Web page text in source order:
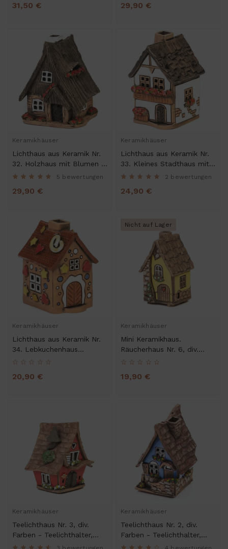
31,50 € 29,90 €
Keramikhäuser
Lichthaus aus Keramik Nr.
32. Holzhaus mit Blumen -
Teelichthalter und5 bewertungen
29,90 €
Keramikhäuser
Lichthaus aus Keramik Nr.
33. Kleines Stadthaus mit
Balkon - Teelichthalter,
2 bewertungen
24,90 €
Keramikhäuser
Lichthaus aus Keramik Nr.
34. Lebkuchenhaus
Weihnachtsdeko -
und Dekohaus
20,90 €
Keramikhäuser
Mini Keramikhaus.
Räucherhaus Nr. 6, div.
Farben
19,90 €
Nicht auf Lager
Keramikhäuser
Teelichthaus Nr. 3, div.
Farben - Teelichthalter,
Duftstövchen und
Keramikhäuser
Teelichthaus Nr. 2, div.
Farben - Teelichthalter,
Duftstövchen und